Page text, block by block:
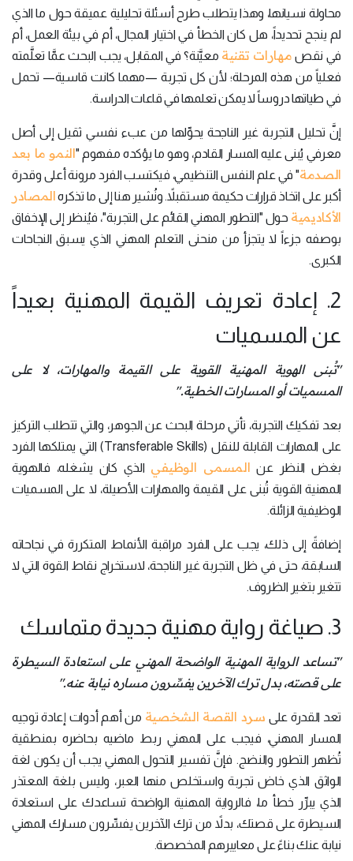
محاولة نسيانها، وهذا يتطلب طرح أسئلة تحليلية عميقة حول ما الذي
لم ينجح تحديداً، هل كان الخطأ في اختيار المجال، أم في بيئة العمل، أم
في نقص مهارات تقنية معيَّنة؟ في المقابل، يجب البحث عمَّا تعلَّمته
فعلياً من هذه المرحلة؛ لأن كل تجربة —مهما كانت قاسية— تحمل
في طياتها دروساً لا يمكن تعلمها في قاعات الدراسة.
إنَّ تحليل التجربة غير الناجحة يحوِّلها من عبء نفسي ثقيل إلى أصل
معرفي يُبنى عليه المسار القادم، وهو ما يؤكده مفهوم "النمو ما بعد
الصدمة" في علم النفس التنظيمي، فيكتسب الفرد مرونة أعلى وقدرة
أكبر على اتخاذ قرارات حكيمة مستقبلاً. ونُشير هنا إلى ما تذكرهالمصادر
الأكاديمية حول "التطور المهني القائم على التجربة"، فيُنظر إلى الإخفاق
بوصفه جزءاً لا يتجزأ من منحنى التعلم المهني الذي يسبق النجاحات
الكبرى.
2. إعادة تعريف القيمة المهنية بعيداً
عن المسميات
"تُبنى الهوية المهنية القوية على القيمة والمهارات، لا على
المسميات أو المسارات الخطية."
بعد تفكيك التجربة، تأتي مرحلة البحث عن الجوهر، والتي تتطلب التركيز
على المهارات القابلة للنقل (Transferable Skills) التي يمتلكها الفرد
بغض النظر عن المسمى الوظيفي الذي كان يشغله، فالهوية
المهنية القوية تُبنى على القيمة والمهارات الأصيلة، لا على المسميات
الوظيفية الزائلة.
إضافةً إلى ذلك، يجب على الفرد مراقبة الأنماط المتكررة في نجاحاته
السابقة، حتى في ظل التجربة غير الناجحة، لاستخراج نقاط القوة التي لا
تتغير بتغير الظروف.
3. صياغة رواية مهنية جديدة متماسك
"تساعد الرواية المهنية الواضحة المهني على استعادة السيطرة
على قصته، بدل ترك الآخرين يفسِّرون مساره نيابة عنه."
تعد القدرة على سرد القصة الشخصية من أهم أدوات إعادة توجيه
المسار المهني، فيجب على المهني ربط ماضيه بحاضره بمنطقية
تُظهر التطور والنضج. فإنَّ تفسير التحول المهني يجب أن يكون لغة
الواثق الذي خاض تجربة واستخلص منها العبر، وليس بلغة المعتذر
الذي يبرِّر خطأ ما، فالرواية المهنية الواضحة تساعدك على استعادة
السيطرة على قصتك، بدلاً من ترك الآخرين يفسِّرون مسارك المهني
نيابة عنك بناءً على معاييرهم المخصصة.